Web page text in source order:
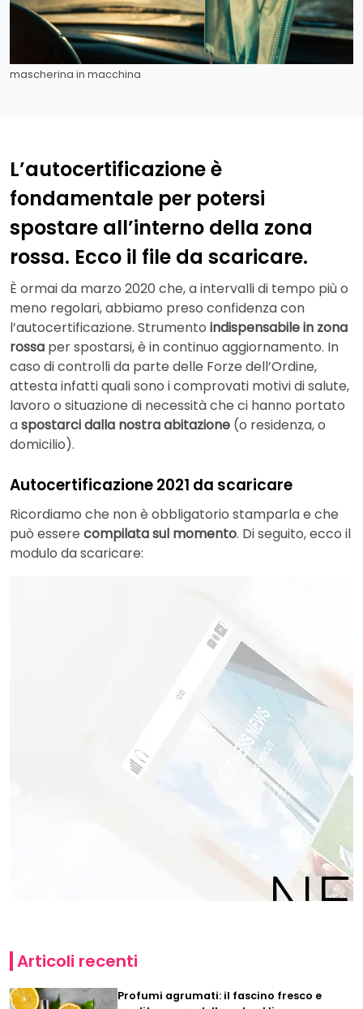
mascherina in macchina
L’autocertificazione è
fondamentale per potersi
spostare all’interno della zona
rossa. Ecco il file da scaricare.
È ormai da marzo 2020 che, a intervalli di tempo più o
meno regolari, abbiamo preso confidenza con
l’autocertificazione. Strumento indispensabile in zona
rossa per spostarsi, è in continuo aggiornamento. In
caso di controlli da parte delle Forze dell’Ordine,
attesta infatti quali sono i comprovati motivi di salute,
lavoro o situazione di necessità che ci hanno portato
aspostarci dalla nostra abitazione (o residenza, o
domicilio).
Autocertificazione 2021 da scaricare
Ricordiamo che non è obbligatorio stamparla e che
può essere compilata sul momento. Di seguito, ecco il
modulo da scaricare:
Articoli recenti
Profumi agrumati: il fascino fresco e